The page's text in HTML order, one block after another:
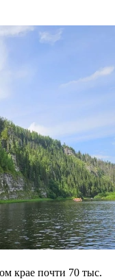
крае почти 70 тыс.